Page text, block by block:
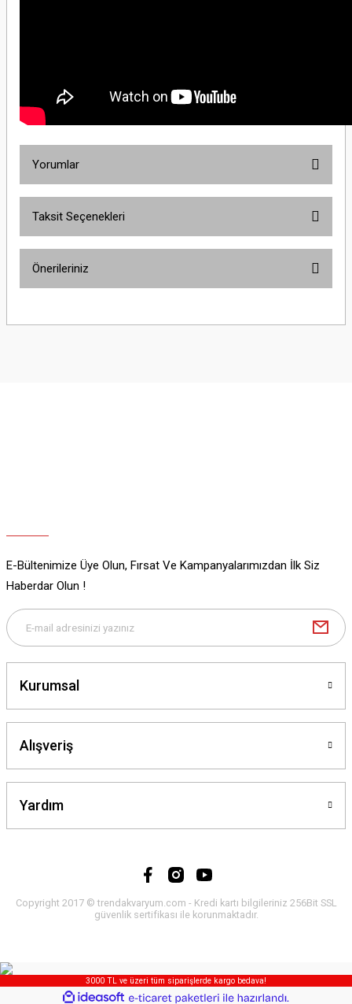
Yorumlar
Taksit Seçenekleri
Önerileriniz
yetersiz gördüğünüz noktaları öneri formunu kullanarak tarafımıza
E-Bültenimize Üye Olun, Fırsat Ve Kampanyalarımızdan İlk Siz
Haberdar Olun !
Kurumsal
Alışveriş
Yardım
Copyright 2017 © trendakvaryum.com - Kredi kartı bilgileriniz 256Bit SSL
güvenlik sertifikası ile korunmaktadır.
3000 TL ve üzeri tüm siparişlerde kargo bedava!
ideasoft
e-